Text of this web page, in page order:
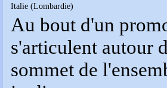
Italie (Lombardie)
Au bout d'un
s'articulent autour
sommet de